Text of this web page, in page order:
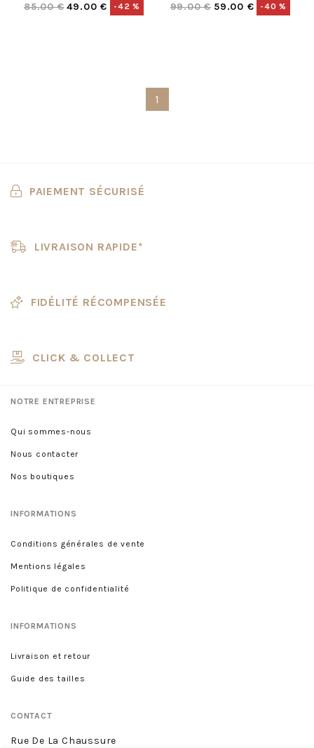
85.00 € 49.00 € -42 %
99.00 € 59.00 € -40 %
1
PAIEMENT SÉCURISÉ
LIVRAISON RAPIDE*
FIDÉLITÉ RÉCOMPENSÉE
CLICK & COLLECT
NOTRE ENTREPRISE
Qui sommes-nous
Nous contacter
Nos boutiques
INFORMATIONS
Conditions générales de vente
Mentions légales
Politique de confidentialité
INFORMATIONS
Livraison et retour
Guide des tailles
CONTACT
Rue De La Chaussure